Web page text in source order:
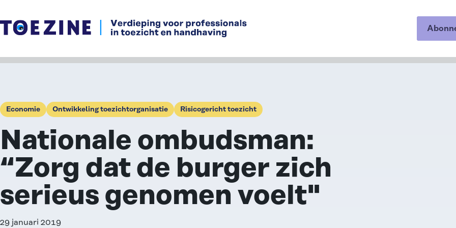
Ga naar de inhoud
op
Economie Ontwikkeling toezichtorganisatie Risicogericht toezicht
Nationale ombudsman:
“Zorg dat de burger zich
serieus genomen voelt"
29 januari 2019